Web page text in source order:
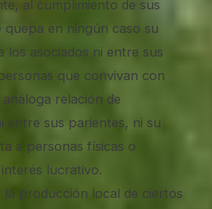
al cumplimiento de sus
quepa en ningún caso su
los asociados ni entre sus
que convivan con
relación de
entre sus parientes, ni su
a personas físicas o
lucrativo.
la producción local de ciertos